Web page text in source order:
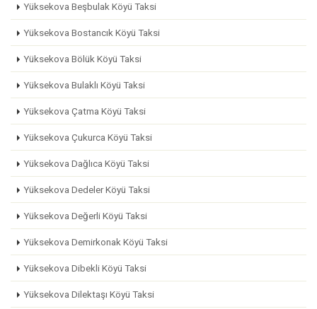
Yüksekova Beşbulak Köyü Taksi
Yüksekova Bostancık Köyü Taksi
Yüksekova Bölük Köyü Taksi
Yüksekova Bulaklı Köyü Taksi
Yüksekova Çatma Köyü Taksi
Yüksekova Çukurca Köyü Taksi
Yüksekova Dağlıca Köyü Taksi
Yüksekova Dedeler Köyü Taksi
Yüksekova Değerli Köyü Taksi
Yüksekova Demirkonak Köyü Taksi
Yüksekova Dibekli Köyü Taksi
Yüksekova Dilektaşı Köyü Taksi